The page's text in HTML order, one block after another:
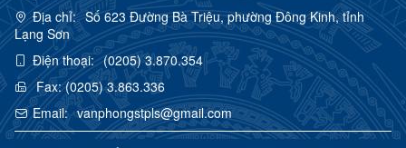
Địa chỉ: Số 623 Đường Bà Triệu, phường Đông Kinh, tỉnh
Lạng Sơn
Điện thoại: (0205) 3.870.354
Fax:(0205) 3.863.336
Email: vanphongstpls@gmail.com